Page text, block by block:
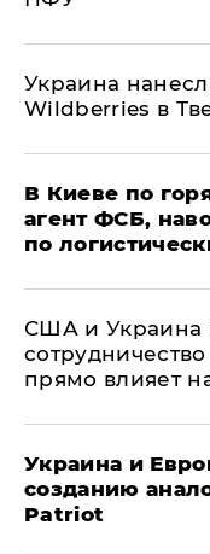
Украина
Wildberries в
В Киеве по
агент ФСБ,
по
США и Украина
прямо влияет
Украина и
созданию
Patriot